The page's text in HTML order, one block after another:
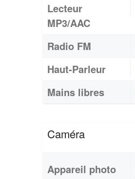
Lecteur
MP3/AAC
Radio FM
Haut-Parleur
Mains libres
Caméra
Appareil photo